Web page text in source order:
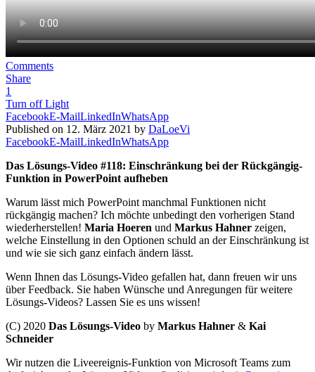
Comments
Share
1
Turn off Light
FacebookE-MailLinkedInWhatsApp
Published on 12. März 2021 by DaLoeVi
FacebookE-MailLinkedInWhatsApp
Das Lösungs-Video #118: Einschränkung bei der Rückgängig-
Funktion in PowerPoint aufheben
Warum lässt mich PowerPoint manchmal Funktionen nicht
rückgängig machen? Ich möchte unbedingt den vorherigen Stand
wiederherstellen! Maria Hoeren und Markus Hahner zeigen,
welche Einstellung in den Optionen schuld an der Einschränkung ist
und wie sie sich ganz einfach ändern lässt.
Wenn Ihnen das Lösungs-Video gefallen hat, dann freuen wir uns
über Feedback. Sie haben Wünsche und Anregungen für weitere
Lösungs-Videos? Lassen Sie es uns wissen!
(C) 2020 Das Lösungs-Video by Markus Hahner & Kai
Schneider
Wir nutzen die Liveereignis-Funktion von Microsoft Teams zum